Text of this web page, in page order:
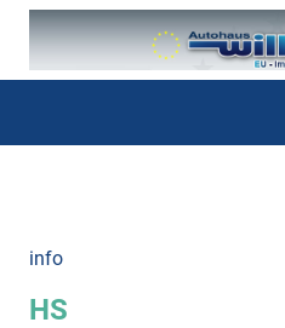
info
HS